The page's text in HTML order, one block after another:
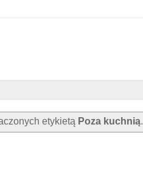
etykietą Poza kuchnią.